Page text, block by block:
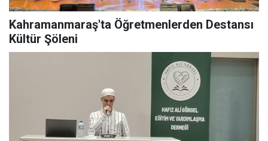
Kahramanmaraş'ta Öğretmenlerden Destansı
Kültür Şöleni